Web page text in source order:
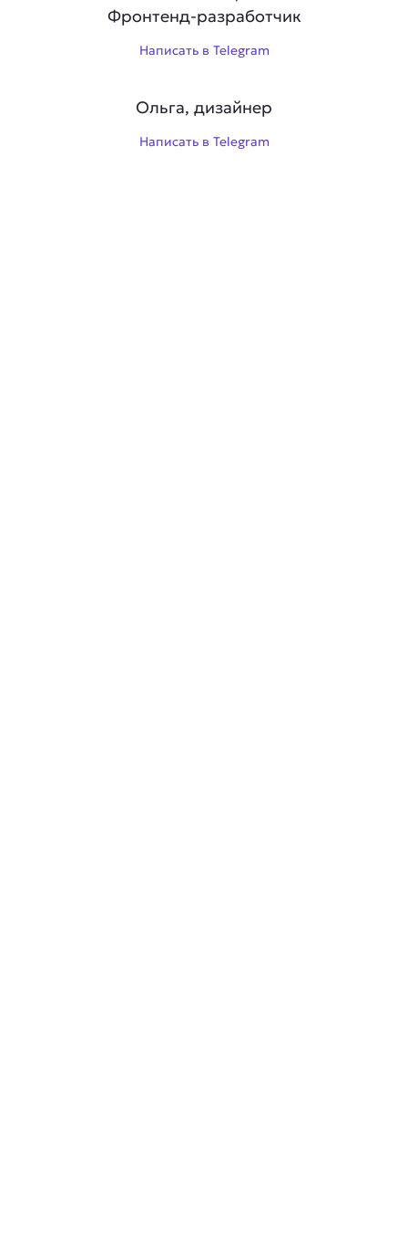
Фронтенд-разработчик
Написать в Telegram
Ольга, дизайнер
Написать в Telegram